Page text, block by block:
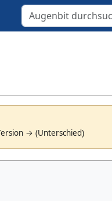
→ (Unterschied)